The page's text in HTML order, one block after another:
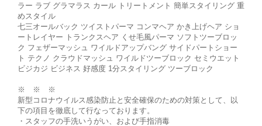
ラー ラブ グラマラス カール トリートメント 簡単スタイリング 重
めスタイル
七三オールバック ツイストパーマ コンマヘア かき上げヘア ショ
ートレイヤー トランクスヘア くせ毛風パーマ ソフトツーブロッ
ク フェザーマッシュ ワイルドアップバング サイドパートショー
ト テクノ クラウドマッシュ ワイルドツーブロック セミウエット
ビジカジ ビジネス 好感度 1分スタイリング ツーブロック
※ ※ ※
新型コロナウイルス感染防止と安全確保のための対策として、以
下の項目を徹底して行なっております。
・スタッフの手洗いうがい、および手指消毒